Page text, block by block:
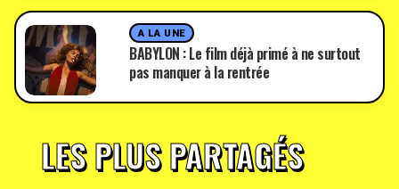
A LA UNE
BABYLON : Le film déjà primé à ne surtout
pas manquer à la rentrée
LES PLUS PARTAGÉS